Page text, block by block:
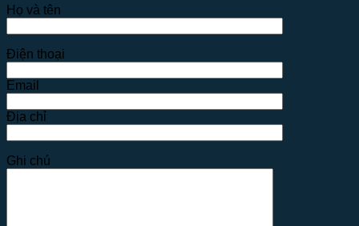
Họ và tên
Điện thoại
Email
Địa chỉ
Ghi chú